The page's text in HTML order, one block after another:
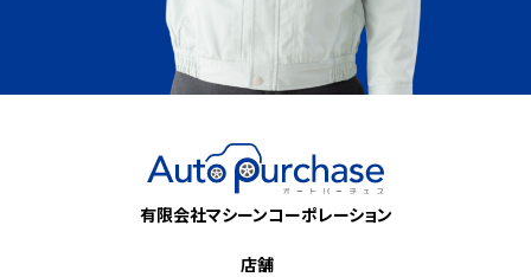
有限会社マシーンコーポレーション
店舗